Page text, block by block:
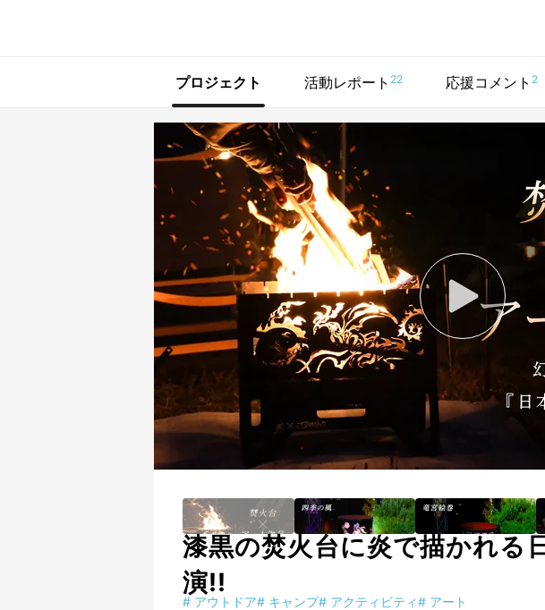
プロジェクト 活動レポート 22 応援コメント 2
漆黒の焚火台に炎で描かれる
演!!
# アウトドア# キャンプ# アクティビティ# アート